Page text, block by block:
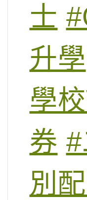
士
升學
學
券
別